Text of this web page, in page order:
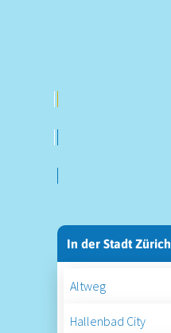
In der Stadt Zürich
Altweg
Hallenbad City